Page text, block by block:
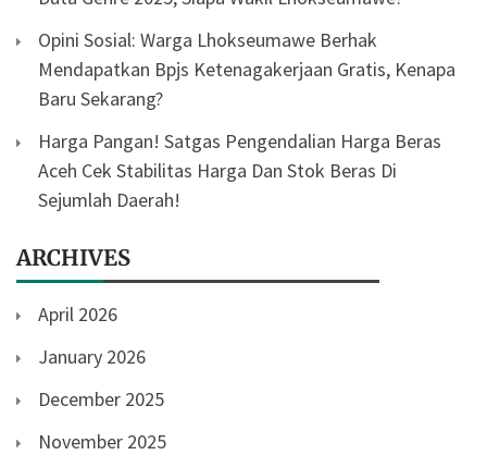
Opini Sosial: Warga Lhokseumawe Berhak
Mendapatkan Bpjs Ketenagakerjaan Gratis, Kenapa
Baru Sekarang?
Harga Pangan! Satgas Pengendalian Harga Beras
Aceh Cek Stabilitas Harga Dan Stok Beras Di
Sejumlah Daerah!
ARCHIVES
April 2026
January 2026
December 2025
November 2025